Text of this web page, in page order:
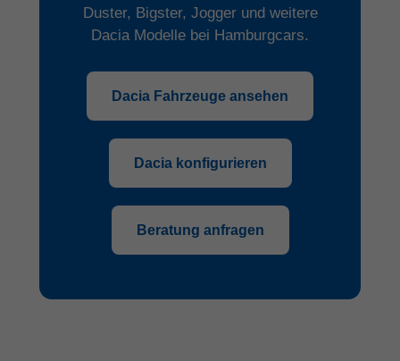
Duster, Bigster, Jogger und weitere
Dacia Modelle bei Hamburgcars.
Dacia Fahrzeuge ansehen
Dacia konfigurieren
Beratung anfragen